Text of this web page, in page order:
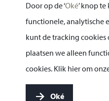
Privacy statement
Door op de ‘Oké’ knop
functionele, analytische
kunt de tracking cookies
plaatsen we alleen
cookies. Klik hier om
Oké